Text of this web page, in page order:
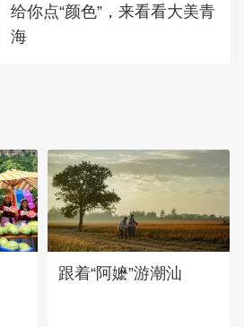
给你点“颜色”，来看看大美青
海
跟着“阿嬷”游潮汕